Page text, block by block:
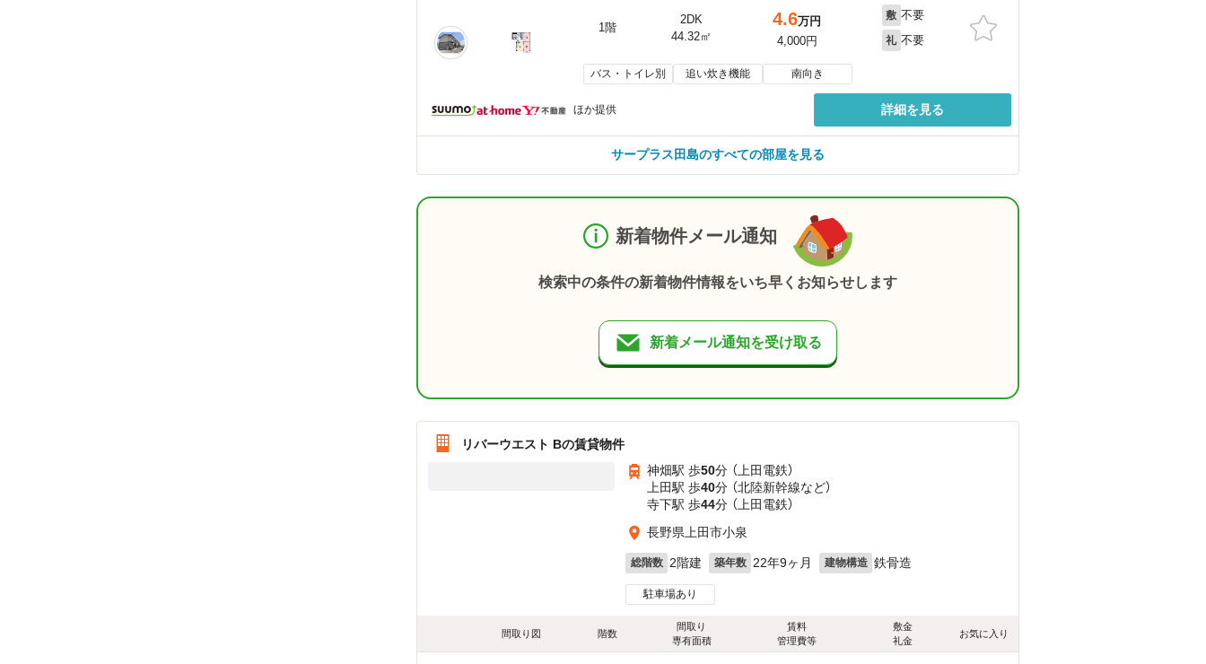
1階
2DK
44.32㎡
4.6万円
4,000円
敷 不要
礼 不要
バス・トイレ別 追い炊き機能 南向き
ほか提供 詳細を見る
サープラス田島のすべての部屋を見る
新着物件メール通知
検索中の条件の新着物件情報をいち早くお知らせします
新着メール通知を受け取る
リバーウエスト Bの賃貸物件
神畑駅 歩50分 （上田電鉄）
上田駅 歩40分 （北陸新幹線など）
寺下駅 歩44分 （上田電鉄）
長野県上田市小泉
総階数 2階建 築年数 22年9ヶ月 建物構造 鉄骨造
駐車場あり
間取り図 階数
間取り
専有面積
賃料
管理費等
敷金
礼金
お気に入り